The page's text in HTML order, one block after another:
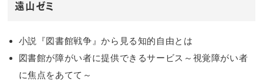
遠山ゼミ
小説『図書館戦争』から見る知的自由とは
図書館が障がい者に提供できるサービス～視覚障がい者
に焦点をあてて～